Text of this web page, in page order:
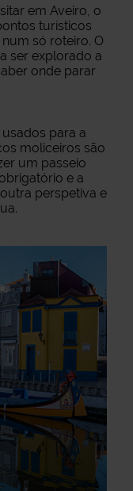
em Aveiro, o
turísticos
só roteiro. O
ser explorado a
onde parar
para a
moliceiros são
um passeio
e a
perspetiva e